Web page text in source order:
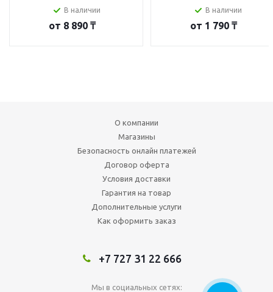
В наличии
от 8 890 ₸
В наличии
от 1 790 ₸
О компании
Магазины
Безопасность онлайн платежей
Договор оферта
Условия доставки
Гарантия на товар
Дополнительные услуги
Как оформить заказ
+7 727 31 22 666
Мы в социальных сетях: